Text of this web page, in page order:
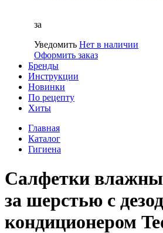
за
Уведомить Нет в наличии
Оформить заказ
Бренды
Инструкции
Новинки
По рецепту
Хиты
Главная
Каталог
Гигиена
Салфетки
за шерстью с
кондиционером